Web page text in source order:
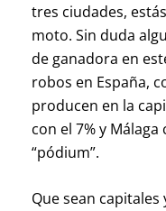
tres ciudades,
moto. Sin duda
de ganadora en
robos en España,
producen en la
con el 7% y
“pódium”.
Que sean